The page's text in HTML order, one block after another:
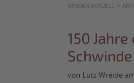
WINSEN AKTUELL ›
150
Schwinde
von Lutz Wreide